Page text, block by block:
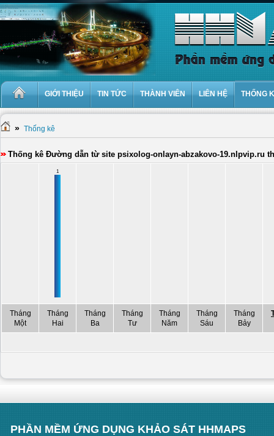
GIỚI THIỆU TIN TỨC THÀNH VIÊN LIÊN HỆ THỐNG
» Thống kê
Thống kê Đường dẫn từ site psixolog-onlayn-abzakovo-19.nlpvip.ru
1
Tháng
Một
Tháng
Hai
Tháng
Ba
Tháng
Tư
Tháng
Năm
Tháng
Sáu
Tháng
Bảy
PHẦN MỀM ỨNG DỤNG KHẢO SÁT HHMAPS